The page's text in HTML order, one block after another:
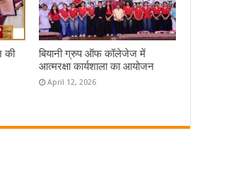
की
बियानी ग्रुप ऑफ कॉलेजेज में
आत्मरक्षा कार्यशाला का आयोजन
April 12, 2026